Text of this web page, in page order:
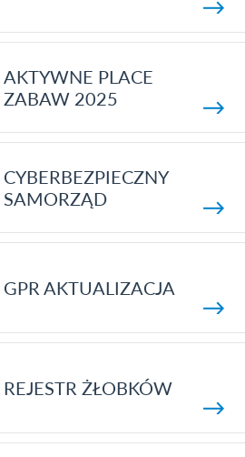
AKTYWNE PLACE
ZABAW 2025
CYBERBEZPIECZNY
SAMORZĄD
GPR AKTUALIZACJA
REJESTR ŻŁOBKÓW